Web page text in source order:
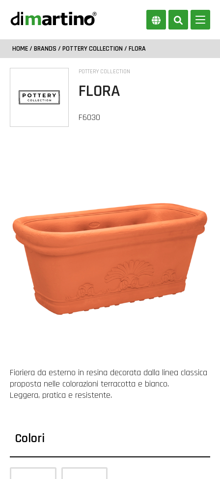
HOME/ BRANDS / POTTERY COLLECTION / FLORA
POTTERY COLLECTION
FLORA
F6030
Fioriera da esterno in resina decorata dalla linea classica
proposta nelle colorazioni terracotta e bianco.
Leggera, pratica e resistente.
Colori